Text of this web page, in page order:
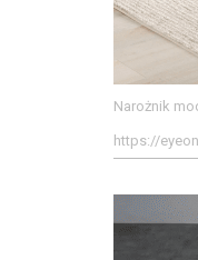
Narożnik
https://